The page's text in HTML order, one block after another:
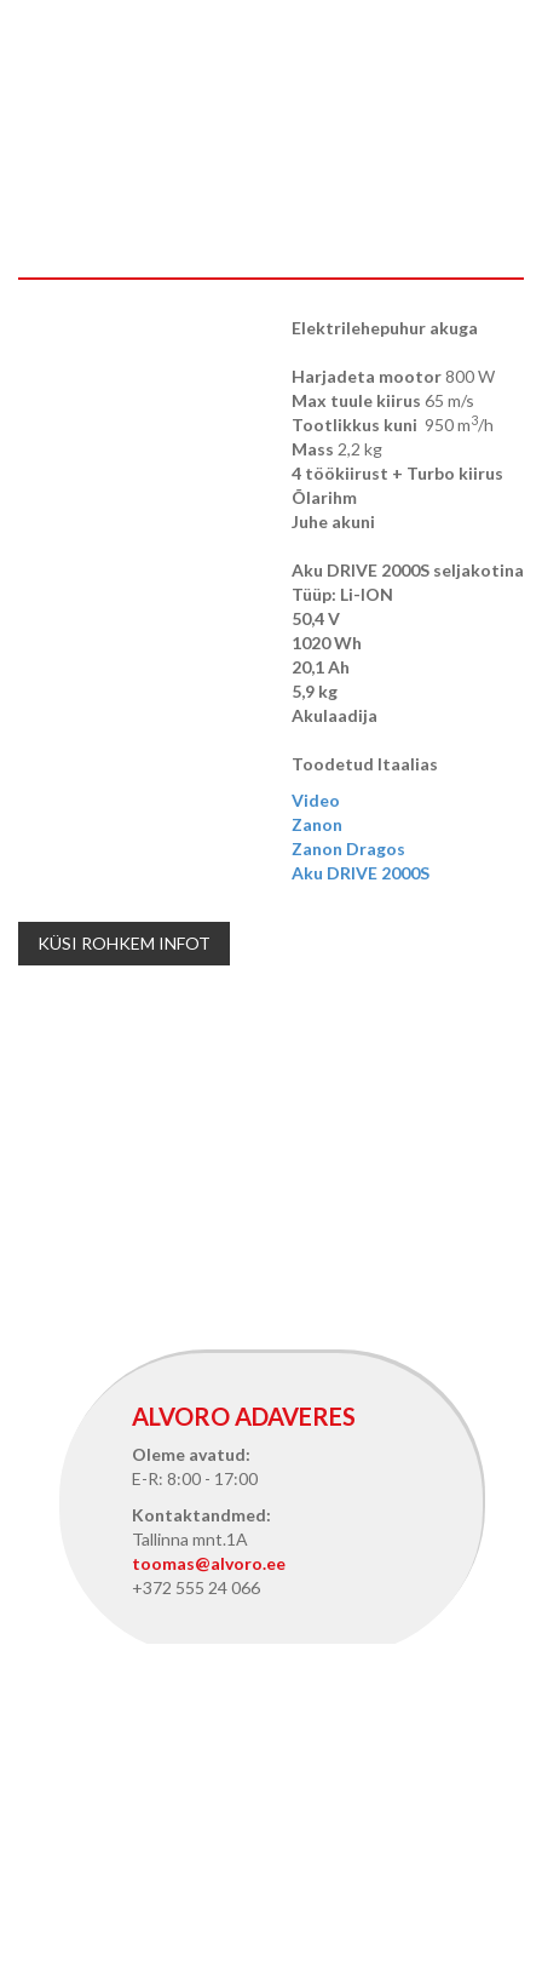
Elektrilehepuhur akuga
Harjadeta mootor800 W
Max tuule kiirus 65 m/s
Tootlikkus kuni 950 m3/h
Mass 2,2 kg
4 töökiirust + Turbo kiirus
Õlarihm
Juhe akuni
Aku DRIVE 2000S seljakotina
Tüüp: Li-ION
50,4 V
1020 Wh
20,1 Ah
5,9 kg
Akulaadija
Toodetud Itaalias
Video
Zanon
Zanon Dragos
Aku DRIVE 2000S
KÜSI ROHKEM INFOT
ALVORO ADAVERES
Oleme avatud:
E-R: 8:00 - 17:00
Kontaktandmed:
Tallinna mnt.1A
toomas@alvoro.ee
+372 555 24 066